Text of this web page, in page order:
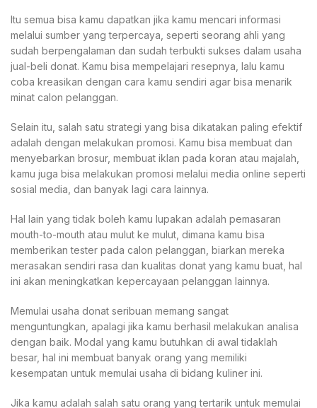
Itu semua bisa kamu dapatkan jika kamu mencari informasi
melalui sumber yang terpercaya, seperti seorang ahli yang
sudah berpengalaman dan sudah terbukti sukses dalam usaha
jual-beli donat. Kamu bisa mempelajari resepnya, lalu kamu
coba kreasikan dengan cara kamu sendiri agar bisa menarik
minat calon pelanggan.
Selain itu, salah satu strategi yang bisa dikatakan paling efektif
adalah dengan melakukan promosi. Kamu bisa membuat dan
menyebarkan brosur, membuat iklan pada koran atau majalah,
kamu juga bisa melakukan promosi melalui media online seperti
sosial media, dan banyak lagi cara lainnya.
Hal lain yang tidak boleh kamu lupakan adalah pemasaran
mouth-to-mouth atau mulut ke mulut, dimana kamu bisa
memberikan tester pada calon pelanggan, biarkan mereka
merasakan sendiri rasa dan kualitas donat yang kamu buat, hal
ini akan meningkatkan kepercayaan pelanggan lainnya.
Memulai usaha donat seribuan memang sangat
menguntungkan, apalagi jika kamu berhasil melakukan analisa
dengan baik. Modal yang kamu butuhkan di awal tidaklah
besar, hal ini membuat banyak orang yang memiliki
kesempatan untuk memulai usaha di bidang kuliner ini.
Jika kamu adalah salah satu orang yang tertarik untuk memulai